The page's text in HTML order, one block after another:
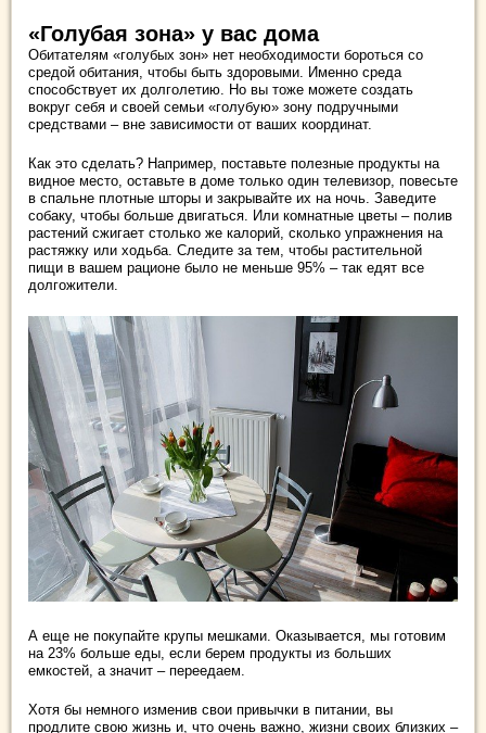
«Голубая зона» у вас дома
Обитателям «голубых зон» нет необходимости бороться со
средой обитания, чтобы быть здоровыми. Именно среда
способствует их долголетию. Но вы тоже можете создать
вокруг себя и своей семьи «голубую» зону подручными
средствами – вне зависимости от ваших координат.
Как это сделать? Например, поставьте полезные продукты на
видное место, оставьте в доме только один телевизор, повесьте
в спальне плотные шторы и закрывайте их на ночь. Заведите
собаку, чтобы больше двигаться. Или комнатные цветы – полив
растений сжигает столько же калорий, сколько упражнения на
растяжку или ходьба. Следите за тем, чтобы растительной
пищи в вашем рационе было не меньше 95% – так едят все
долгожители.
А еще не покупайте крупы мешками. Оказывается, мы готовим
на 23% больше еды, если берем продукты из больших
емкостей, а значит – переедаем.
Хотя бы немного изменив свои привычки в питании, вы
продлите свою жизнь и, что очень важно, жизни своих близких –